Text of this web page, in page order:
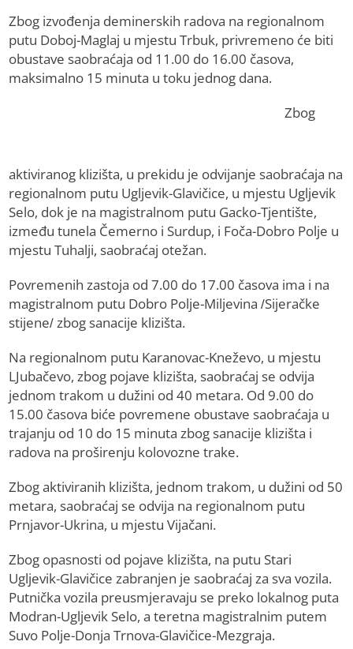
Zbog izvođenja deminerskih radova na regionalnom
putu Doboj-Maglaj u mjestu Trbuk, privremeno će biti
obustave saobraćaja od 11.00 do 16.00 časova,
maksimalno 15 minuta u toku jednog dana.
Zbog
aktiviranog klizišta, u prekidu je odvijanje saobraćaja na
regionalnom putu Ugljevik-Glavičice, u mjestu Ugljevik
Selo, dok je na magistralnom putu Gacko-Tjentište,
između tunela Čemerno i Surdup, i Foča-Dobro Polje u
mjestu Tuhalji, saobraćaj otežan.
Povremenih zastoja od 7.00 do 17.00 časova ima i na
magistralnom putu Dobro Polje-Miljevina /Sijeračke
stijene/ zbog sanacije klizišta.
Na regionalnom putu Karanovac-Kneževo, u mjestu
LJubačevo, zbog pojave klizišta, saobraćaj se odvija
jednom trakom u dužini od 40 metara. Od 9.00 do
15.00 časova biće povremene obustave saobraćaja u
trajanju od 10 do 15 minuta zbog sanacije klizišta i
radova na proširenju kolovozne trake.
Zbog aktiviranih klizišta, jednom trakom, u dužini od 50
metara, saobraćaj se odvija na regionalnom putu
Prnjavor-Ukrina, u mjestu Vijačani.
Zbog opasnosti od pojave klizišta, na putu Stari
Ugljevik-Glavičice zabranjen je saobraćaj za sva vozila.
Putnička vozila preusmjeravaju se preko lokalnog puta
Modran-Ugljevik Selo, a teretna magistralnim putem
Suvo Polje-Donja Trnova-Glavičice-Mezgraja.